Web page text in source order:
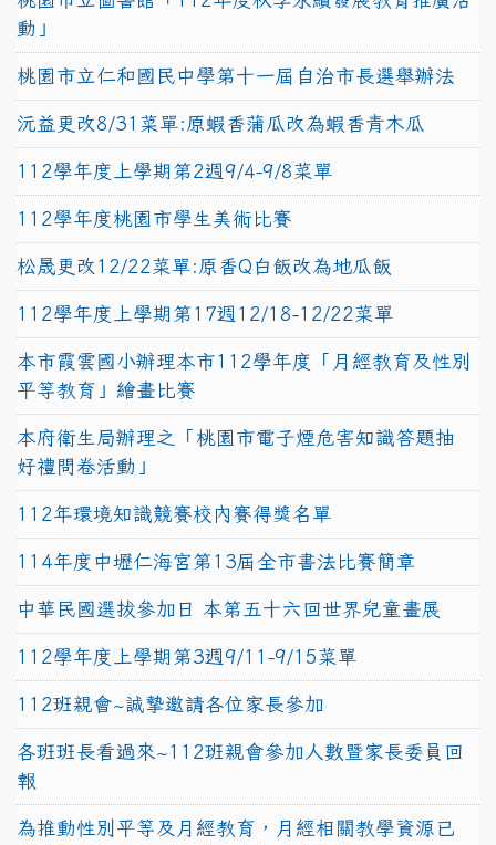
動」
桃園市立仁和國民中學第十一屆自治市長選舉辦法
沅益更改8/31菜單:原蝦香蒲瓜改為蝦香青木瓜
112學年度上學期第2週9/4-9/8菜單
112學年度桃園市學生美術比賽
松晟更改12/22菜單:原香Q白飯改為地瓜飯
112學年度上學期第17週12/18-12/22菜單
本市霞雲國小辦理本市112學年度「月經教育及性別
平等教育」繪畫比賽
本府衛生局辦理之「桃園市電子煙危害知識答題抽
好禮問卷活動」
112年環境知識競賽校內賽得獎名單
114年度中壢仁海宮第13屆全市書法比賽簡章
中華民國選拔參加日 本第五十六回世界兒童畫展
112學年度上學期第3週9/11-9/15菜單
112班親會~誠摯邀請各位家長參加
各班班長看過來~112班親會參加人數暨家長委員回
報
為推動性別平等及月經教育，月經相關教學資源已